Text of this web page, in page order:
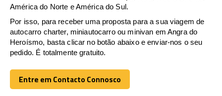
América do Norte e América do Sul.
Por isso, para receber uma proposta para a sua viagem de
autocarro charter, miniautocarro ou minivan em Angra do
Heroísmo, basta clicar no botão abaixo e enviar-nos o seu
pedido. É totalmente gratuito.
Entre em Contacto Connosco
Entre em Contacto Connosco